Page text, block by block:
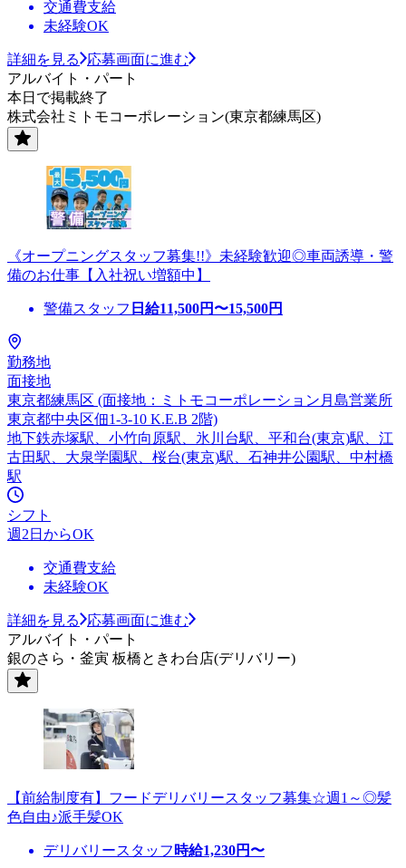
交通費支給
未経験OK
詳細を見る
応募画面に進む
アルバイト・パート
本日で掲載終了
株式会社ミトモコーポレーション(東京都練馬区)
《オープニングスタッフ募集!!》未経験歓迎◎車両誘導・警
備のお仕事【入社祝い増額中】
警備スタッフ 日給11,500円〜15,500円
勤務地
面接地
東京都練馬区 (面接地：ミトモコーポレーション月島営業所
東京都中央区佃1-3-10 K.E.B 2階)
地下鉄赤塚駅、小竹向原駅、氷川台駅、平和台(東京)駅、江
古田駅、大泉学園駅、桜台(東京)駅、石神井公園駅、中村橋
駅
シフト
週2日からOK
交通費支給
未経験OK
詳細を見る
応募画面に進む
アルバイト・パート
銀のさら・釜寅 板橋ときわ台店(デリバリー)
【前給制度有】フードデリバリースタッフ募集☆週1～◎髪
色自由♪派手髪OK
デリバリースタッフ 時給1,230円〜